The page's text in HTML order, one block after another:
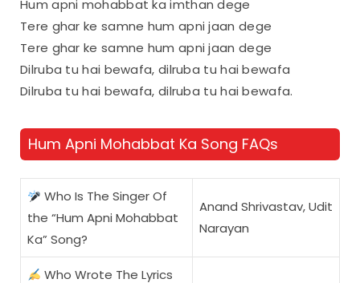
Hum apni mohabbat ka imthan dege
Tere ghar ke samne hum apni jaan dege
Tere ghar ke samne hum apni jaan dege
Dilruba tu hai bewafa, dilruba tu hai bewafa
Dilruba tu hai bewafa, dilruba tu hai bewafa.
Hum Apni Mohabbat Ka Song FAQs
Who Is The Singer Of
the “Hum Apni Mohabbat
Ka” Song?
Anand Shrivastav, Udit
Narayan
Who Wrote The Lyrics